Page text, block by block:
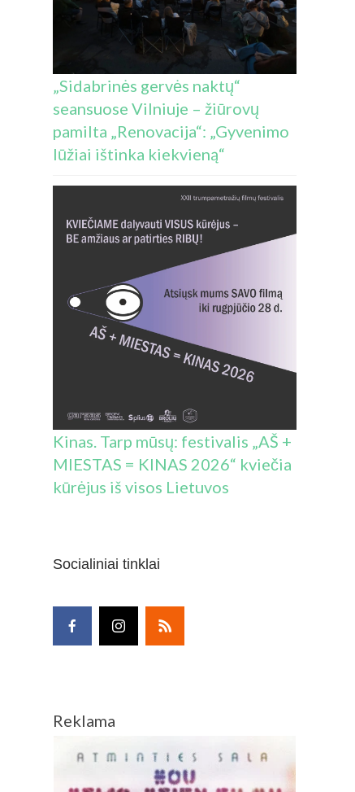
„Sidabrinės gervės naktų“
seansuose Vilniuje – žiūrovų
pamilta „Renovacija“: „Gyvenimo
lūžiai ištinka kiekvieną“
Kinas. Tarp mūsų: festivalis „AŠ +
MIESTAS = KINAS 2026“ kviečia
kūrėjus iš visos Lietuvos
Socialiniai tinklai
Reklama